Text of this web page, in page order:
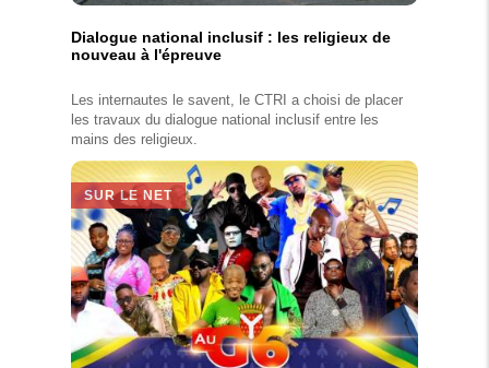
Dialogue national inclusif : les religieux de
nouveau à l'épreuve
Les internautes le savent, le CTRI a choisi de placer
les travaux du dialogue national inclusif entre les
mains des religieux.
SUR LE NET